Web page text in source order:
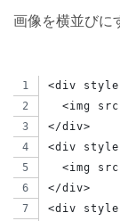
画像を横並びに
<div
<img
</div>
<div
<img
</div>
<div